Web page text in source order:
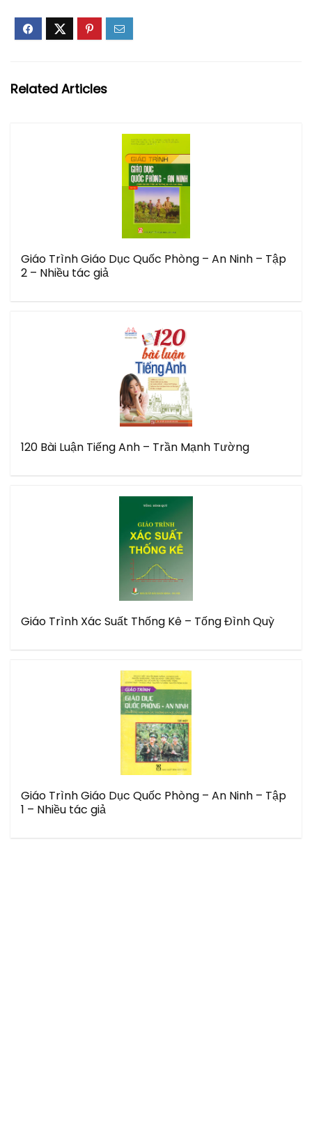
Related Articles
Giáo Trình Giáo Dục Quốc Phòng – An Ninh – Tập
2 – Nhiều tác giả
120 Bài Luận Tiếng Anh – Trần Mạnh Tường
Giáo Trình Xác Suất Thống Kê – Tống Đình Quỳ
Giáo Trình Giáo Dục Quốc Phòng – An Ninh – Tập
1 – Nhiều tác giả